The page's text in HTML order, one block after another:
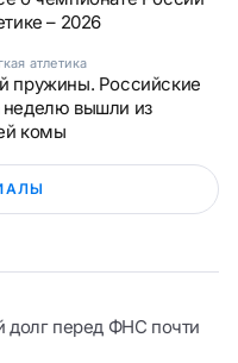
– 2026
атлетика
пружины. Российские
неделю вышли из
комы
долг перед ФНС почти